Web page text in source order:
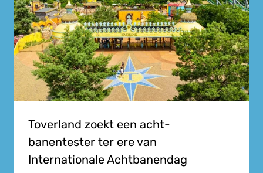
Toverland zoekt een acht-
banentester ter ere van
Internationale Achtbanendag